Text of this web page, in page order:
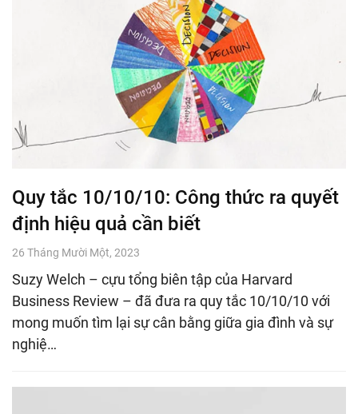
Quy tắc 10/10/10: Công thức ra quyết
định hiệu quả cần biết
26 Tháng Mười Một, 2023
Suzy Welch – cựu tổng biên tập của Harvard
Business Review – đã đưa ra quy tắc 10/10/10 với
mong muốn tìm lại sự cân bằng giữa gia đình và sự
nghiệ…